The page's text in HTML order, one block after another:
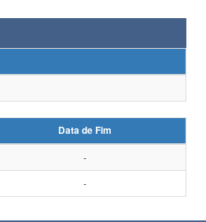
Data de Fim
-
-